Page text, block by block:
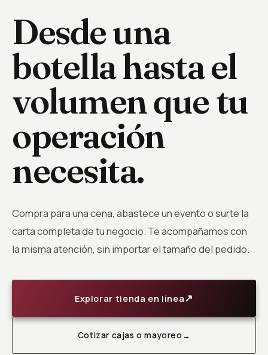
Desde una
botella hasta el
volumen que tu
operación
necesita.
Compra para una cena, abastece un evento o surte la
carta completa de tu negocio. Te acompañamos con
la misma atención, sin importar el tamaño del pedido.
Explorar tienda en línea↗
Cotizar cajas o mayoreo →